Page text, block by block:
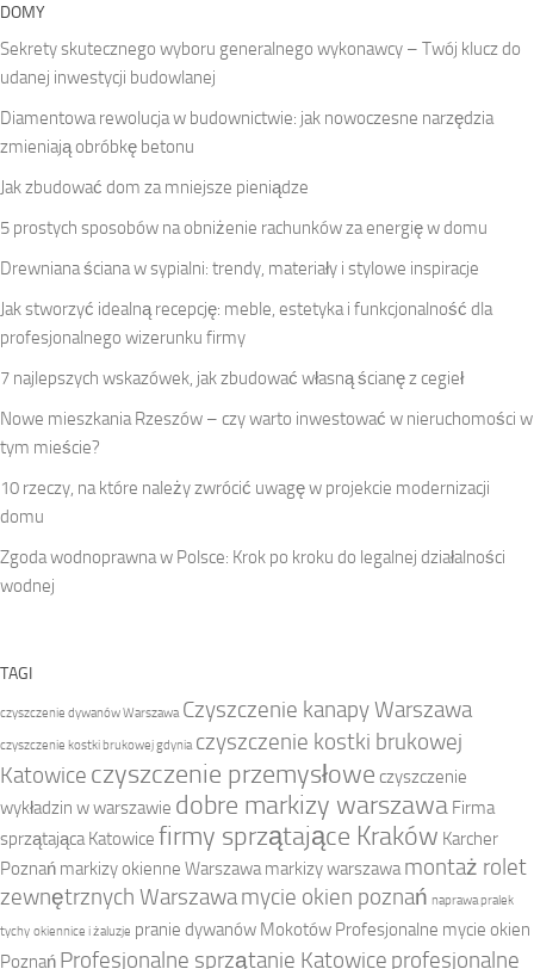
DOMY
Sekrety skutecznego wyboru generalnego wykonawcy – Twój klucz do
udanej inwestycji budowlanej
Diamentowa rewolucja w budownictwie: jak nowoczesne narzędzia
zmieniają obróbkę betonu
Jak zbudować dom za mniejsze pieniądze
5 prostych sposobów na obniżenie rachunków za energię w domu
Drewniana ściana w sypialni: trendy, materiały i stylowe inspiracje
Jak stworzyć idealną recepcję: meble, estetyka i funkcjonalność dla
profesjonalnego wizerunku firmy
7 najlepszych wskazówek, jak zbudować własną ścianę z cegieł
Nowe mieszkania Rzeszów – czy warto inwestować w nieruchomości w
tym mieście?
10 rzeczy, na które należy zwrócić uwagę w projekcie modernizacji
domu
Zgoda wodnoprawna w Polsce: Krok po kroku do legalnej działalności
wodnej
TAGI
czyszczenie dywanów Warszawa Czyszczenie kanapy Warszawa
czyszczenie kostki brukowej gdynia czyszczenie kostki brukowej
Katowice czyszczenie przemysłowe czyszczenie
wykładzin w warszawie dobre markizy warszawa Firma
sprzątająca Katowice firmy sprzątające Kraków Karcher
Poznań markizy okienne Warszawa markizy warszawa montaż rolet
zewnętrznych Warszawamycie okien poznań naprawa pralek
tychy okiennice i żaluzje pranie dywanów Mokotów Profesjonalne mycie okien
Poznań Profesjonalne sprzątanie Katowice profesjonalne